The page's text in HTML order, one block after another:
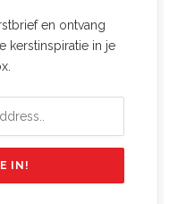
en ontvang
kerstinspiratie in je